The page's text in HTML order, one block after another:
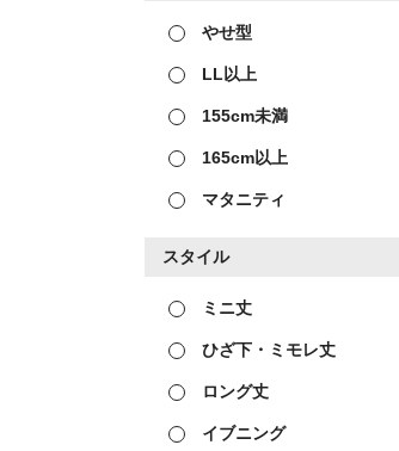
やせ型
LL以上
155cm未満
165cm以上
マタニティ
スタイル
ミニ丈
ひざ下・ミモレ丈
ロング丈
イブニング